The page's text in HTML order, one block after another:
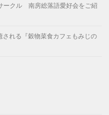
クル 南房総落語愛好会をご紹
れる『穀物菜食カフェもみじの